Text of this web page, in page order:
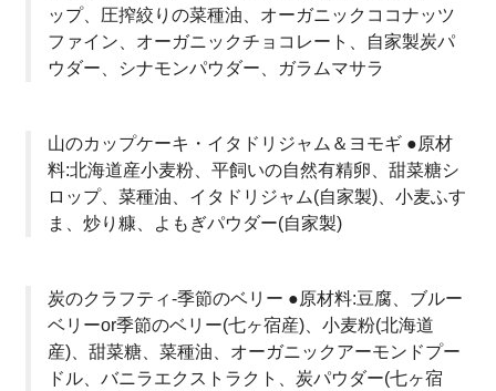
ップ、圧搾絞りの菜種油、オーガニックココナッツ
ファイン、オーガニックチョコレート、自家製炭パ
ウダー、シナモンパウダー、ガラムマサラ
山のカップケーキ・イタドリジャム＆ヨモギ ●原材
料:北海道産小麦粉、平飼いの自然有精卵、甜菜糖シ
ロップ、菜種油、イタドリジャム(自家製)、小麦ふす
ま、炒り糠、よもぎパウダー(自家製)
炭のクラフティ-季節のベリー ●原材料:豆腐、ブルー
ベリーor季節のベリー(七ヶ宿産)、小麦粉(北海道
産)、甜菜糖、菜種油、オーガニックアーモンドプー
ドル、バニラエクストラクト、炭パウダー(七ヶ宿